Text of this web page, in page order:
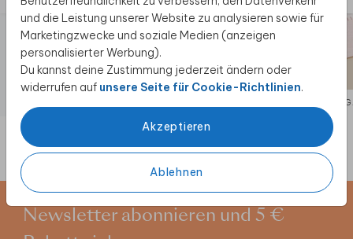
und die Leistung unserer Website zu analysieren sowie für
Marketingzwecke und soziale Medien (anzeigen
personalisierter Werbung).
Du kannst deine Zustimmung jederzeit ändern oder
widerrufen auf unsere Seite für Cookie-Richtlinien.
Akzeptieren
Ablehnen
Newsletter abonnieren und 5 €